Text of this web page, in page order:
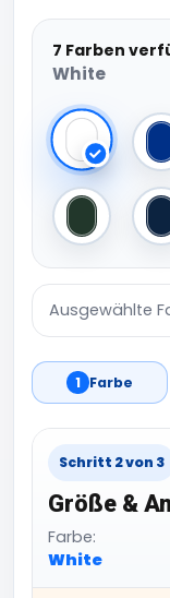
7 Farben
White
White
Bottle
Ausgewählte
1 Farbe
Schritt 2 von 3
Größe &
Farbe:
White